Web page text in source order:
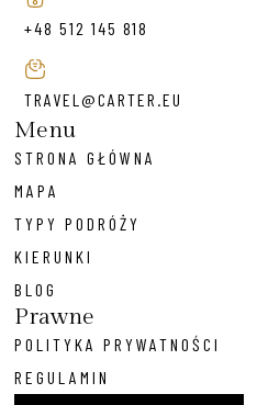
+48 512 145 818
TRAVEL@CARTER.EU
Menu
STRONA GŁÓWNA
MAPA
TYPY PODRÓŻY
KIERUNKI
BLOG
Prawne
POLITYKA PRYWATNOŚCI
REGULAMIN